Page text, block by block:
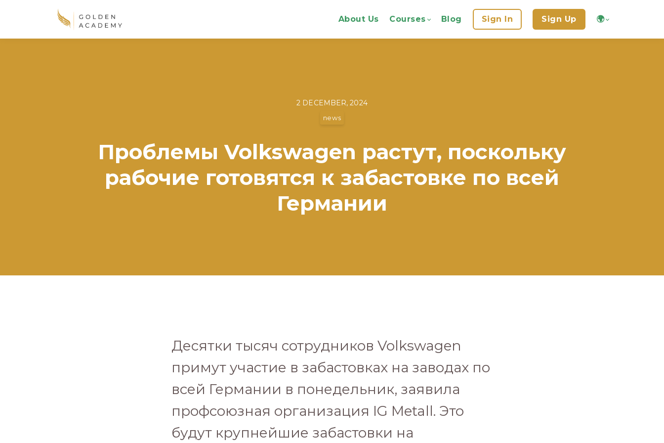
About Us Courses Blog Sign In Sign Up 🌍
2 DECEMBER, 2024
news
Проблемы Volkswagen растут, поскольку
рабочие готовятся к забастовке по всей
Германии
Десятки тысяч сотрудников Volkswagen
примут участие в забастовках на заводах по
всей Германии в понедельник, заявила
профсоюзная организация IG Metall. Это
будут крупнейшие забастовки на